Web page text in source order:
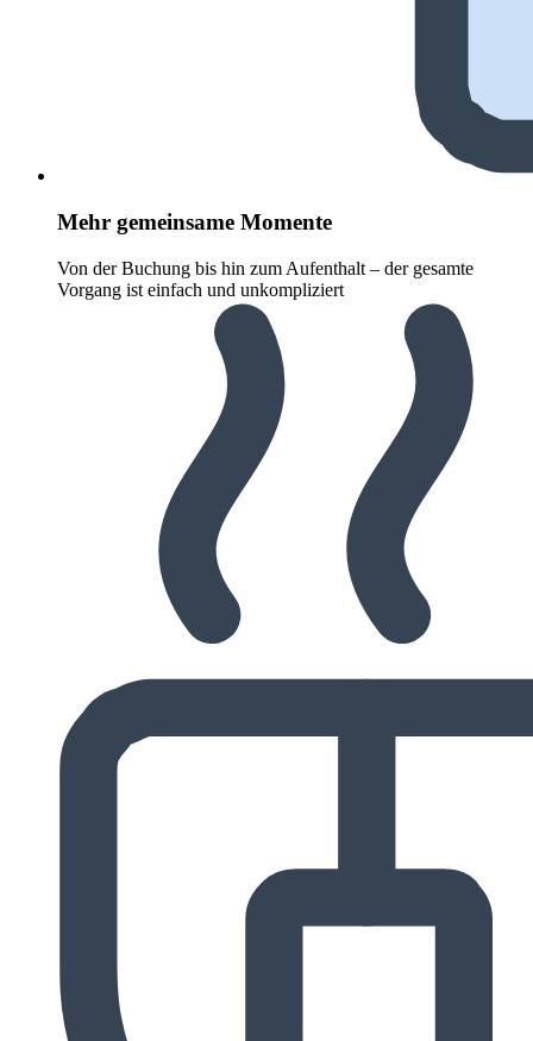
Mehr gemeinsame Momente
Von der Buchung bis hin zum Aufenthalt – der gesamte
Vorgang ist einfach und unkompliziert